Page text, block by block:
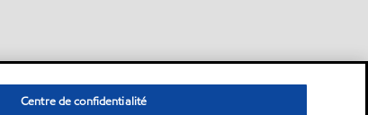
Centre de confidentialité